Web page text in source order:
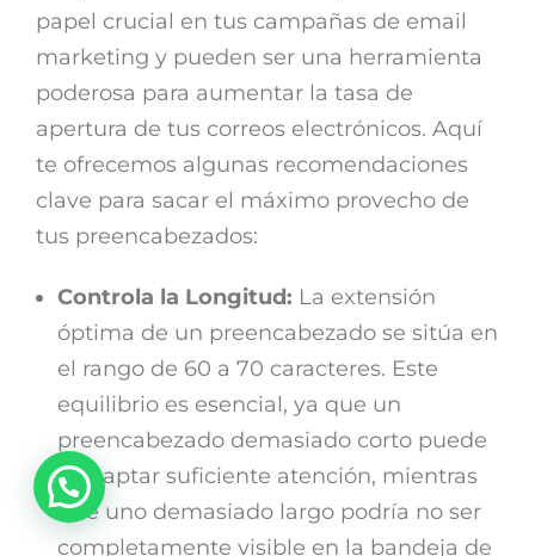
papel crucial en tus campañas de email
marketing y pueden ser una herramienta
poderosa para aumentar la tasa de
apertura de tus correos electrónicos. Aquí
te ofrecemos algunas recomendaciones
clave para sacar el máximo provecho de
tus preencabezados:
Controla la Longitud: La extensión
óptima de un preencabezado se sitúa en
el rango de 60 a 70 caracteres. Este
equilibrio es esencial, ya que un
preencabezado demasiado corto puede
no captar suficiente atención, mientras
que uno demasiado largo podría no ser
completamente visible en la bandeja de